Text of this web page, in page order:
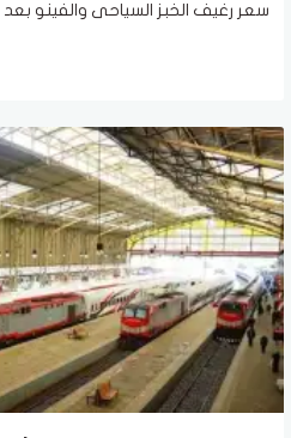
سعر رغيف الخبز السياحى والفينو بعد